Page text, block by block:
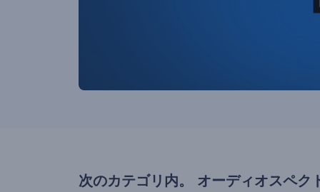
次のカテゴリ内。 オーディオスペク